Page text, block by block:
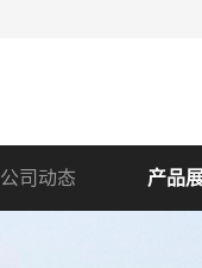
公司动态 产品